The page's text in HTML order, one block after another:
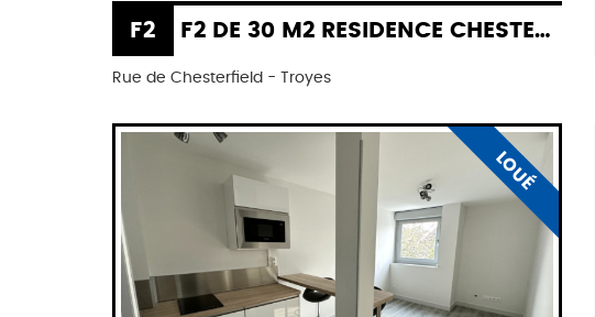
F2 F2 DE 30 M2 RESIDENCE CHESTERFIELD
Rue de Chesterfield - Troyes
LOUÉ